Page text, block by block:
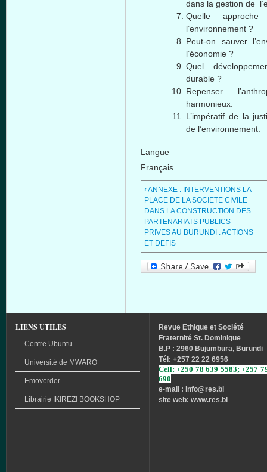
dans la gestion de
Quelle
l’environnement ?
Peut-on sauver
l’économie ?
Quel
durable ?
Repenser
harmonieux.
L’impératif de la
de l’environnement.
Langue
Français
‹ ANNEXE : INTERVENTIONS LA
PLACE DE LA SOCIETE CIVILE
DANS LA CONSTRUCTION DES
PARTENARIATS PUBLICS-
PRIVES AU BURUNDI : ACTIONS
ET DEFIS
LIENS UTILES
Centre Ubuntu
Université de MWARO
Emoverder
Librairie IKIREZI BOOKSHOP
Revue Ethique et Société
Fraternité St. Dominique
B.P : 2960 Bujumbura, Burundi
Tél : +257 22 22 6956
Cell: +250 78 639 5583; +257
690
e-mail : info@res.bi
site web: www.res.bi